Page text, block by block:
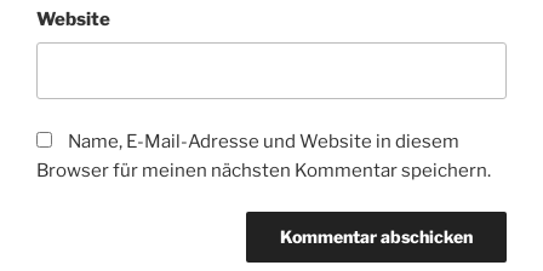
Website
Name, E-Mail-Adresse und Website in diesem
Browser für meinen nächsten Kommentar speichern.